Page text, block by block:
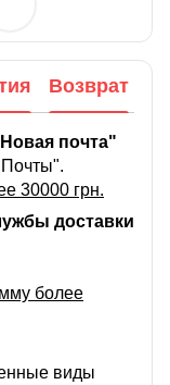
Возврат
почта"
30000 грн.
доставки
более
виды